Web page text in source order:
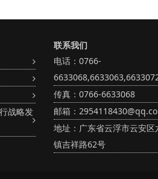
战略发
联系我们
电话：0766-
传真：0766-6633068
邮箱：
地址：广东省云浮市云安区
镇吉祥路62号